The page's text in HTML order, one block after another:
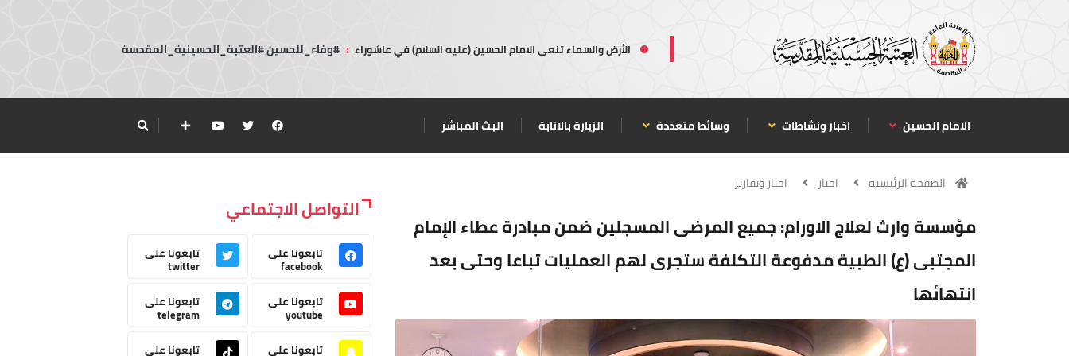
الأرض والسماء تنعى الامام الحسين (عليه السلام) في عاشوراء : #وفاء_للحسين #العتبة_الحسينية_المقدسة
الامام الحسين اخبار ونشاطات وسائط متعددة الزيارة بالانابة البث المباشر
الصفحة الرئيسية اخبار اخبار وتقارير
مؤسسة وارث لعلاج الاورام: جميع المرضى المسجلين ضمن مبادرة عطاء الإمام
المجتبى (ع) الطبية مدفوعة التكلفة ستجرى لهم العمليات تباعا وحتى بعد
انتهائها
التواصل الاجتماعي
تابعونا على
facebook
تابعونا على
twitter
تابعونا على
youtube
تابعونا على
telegram
تابعونا على
تابعونا على